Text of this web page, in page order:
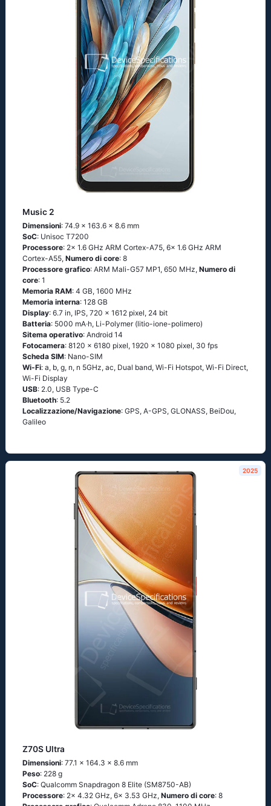
Music 2
Dimensioni: 74.9 x 163.6 x 8.6 mm
SoC: Unisoc T7200
Processore: 2x 1.6 GHz ARM Cortex-A75, 6x 1.6 GHz ARM
Cortex-A55, Numero di core: 8
Processore grafico: ARM Mali-G57 MP1, 650 MHz, Numero di
core: 1
Memoria RAM: 4 GB, 1600 MHz
Memoria interna: 128 GB
Display: 6.7 in, IPS, 720 x 1612 pixel, 24 bit
Batteria: 5000 mA·h, Li-Polymer (litio-ione-polimero)
Sitema operativo: Android 14
Fotocamera: 8120 x 6180 pixel, 1920 x 1080 pixel, 30 fps
Scheda SIM: Nano-SIM
Wi-Fi: a, b, g, n, n 5GHz, ac, Dual band, Wi-Fi Hotspot, Wi-Fi Direct,
Wi-Fi Display
USB: 2.0, USB Type-C
Bluetooth: 5.2
Localizzazione/Navigazione: GPS, A-GPS, GLONASS, BeiDou,
Galileo
2025
Z70S Ultra
Dimensioni: 77.1 x 164.3 x 8.6 mm
Peso: 228 g
SoC: Qualcomm Snapdragon 8 Elite (SM8750-AB)
Processore: 2x 4.32 GHz, 6x 3.53 GHz, Numero di core: 8